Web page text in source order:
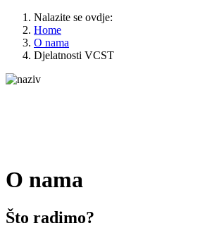
Nalazite se ovdje:
Home
O nama
Djelatnosti VCST
O nama
Što radimo?